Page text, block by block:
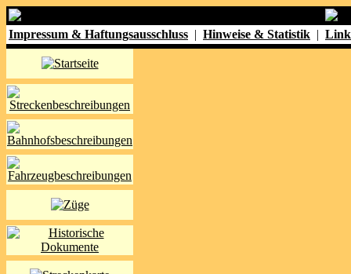
Impressum & Haftungsausschluss | Hinweise & Statistik |